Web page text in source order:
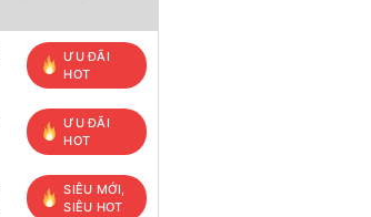
ƯU ĐÃI
HOT
ƯU ĐÃI
HOT
SIÊU MỚI,
SIÊU HOT